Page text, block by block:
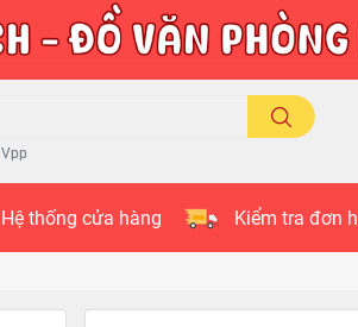
Vpp
Hệ thống cửa hàng Kiểm tra đơn